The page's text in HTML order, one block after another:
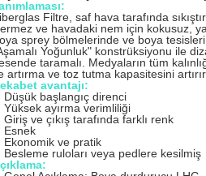
Filtre, saf hava tarafında
ve havadaki nem için kokusuz,
sprey bölmelerinde ve boya
Yoğunluk" konstrüksiyonu ile
taramalı. Medyaların tüm
artırma ve toz tutma kapasitesini artırır.
avantajı:
Düşük başlangıç ​​direnci
Yüksek ayırma verimliliği
Giriş ve çıkış tarafında farklı renk
Esnek
Ekonomik ve pratik
Besleme ruloları veya pedlere kesilmiş